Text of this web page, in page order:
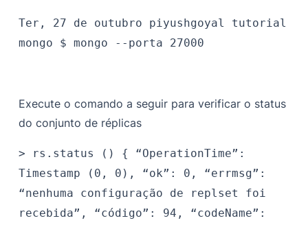
Ter, 27 de outubro piyushgoyal
tutorial
mongo $mongo --porta 27000
Execute o comando a seguir para verificar o status
do conjunto de réplicas
> rs.status () {
“OperationTime”:
Timestamp (0, 0),
“ok”: 0,
“errmsg”:
“nenhuma configuração de replset foi
recebida”,
“código”: 94,
“codeName”: